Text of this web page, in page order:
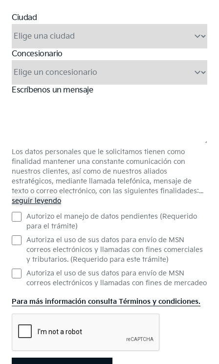
Ciudad
Concesionario
Escríbenos un mensaje
Los datos personales que le solicitamos tienen como
finalidad mantener una constante comunicación con
nuestros clientes, así como de nuestros aliados
estratégicos, mediante llamada telefónica, mensaje de
texto o correo electrónico, con las siguientes finalidades:...
seguir leyendo
Autorizo el manejo de datos pendientes (Requerido
para el trámite)
Autoriza el uso de sus datos para envío de MSN
correos electrónicos y llamadas con fines comerciales
y tributarios. (Requerido para este trámite)
Autoriza el uso de sus datos para envío de MSN
correos electrónicos y llamadas con fines de mercadeo
Para más información consulta Términos y condiciones.